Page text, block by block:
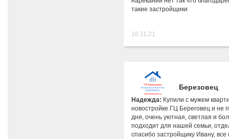
такие застройщики
16.11.21
Березовец
Надежда: Купили с мужем
новостройке ГЦ Береговец и не
дня, очень уютная, светлая и
подходит для нашей семьи,
спасибо застройщику Ивану, все